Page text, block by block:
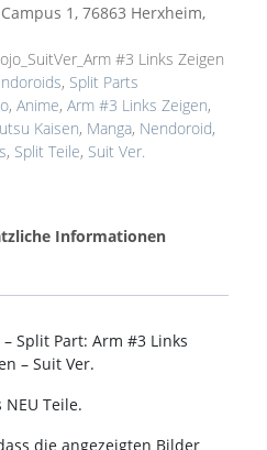
1, 76863 Herxheim,
#3 Links Zeigen
, Split Parts
, Anime, Arm #3 Links Zeigen,
Kaisen, Manga, Nendoroid,
, Split Teile, Suit Ver.
Informationen
Split Part: Arm #3 Links
– Suit Ver.
Teile.
die angezeigten Bilder